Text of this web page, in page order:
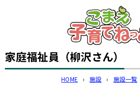
このページの本文へ
家庭福祉員（柳沢さん）
HOME › 施設 › 施設一覧